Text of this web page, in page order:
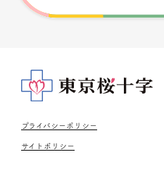
プライバシーポリシー
サイトポリシー